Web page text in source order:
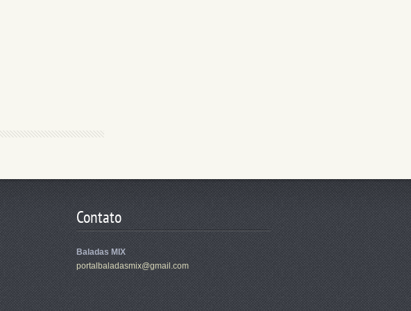
Contato
Baladas MIX
portalbaladasmix@gmail.com